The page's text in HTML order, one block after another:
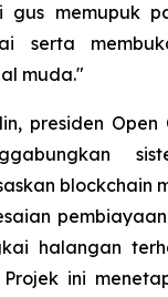
gus memupuk
serta
muda."
presiden Open
blockchain
halangan
ini